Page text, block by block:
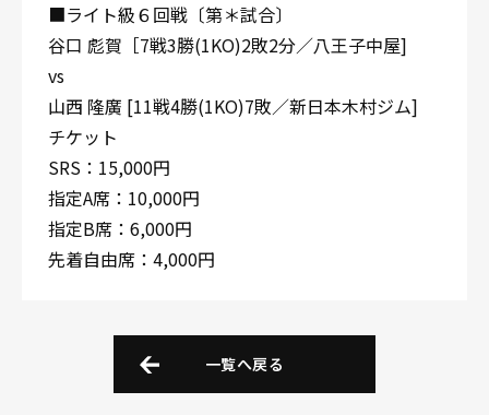
■ライト級６回戦〔第＊試合〕
谷口 彪賀［7戦3勝(1KO)2敗2分／八王子中屋]
vs
山西 隆廣 [11戦4勝(1KO)7敗／新日本木村ジム]
チケット
SRS：15,000円
指定A席：10,000円
指定B席：6,000円
先着自由席：4,000円
一覧へ戻る